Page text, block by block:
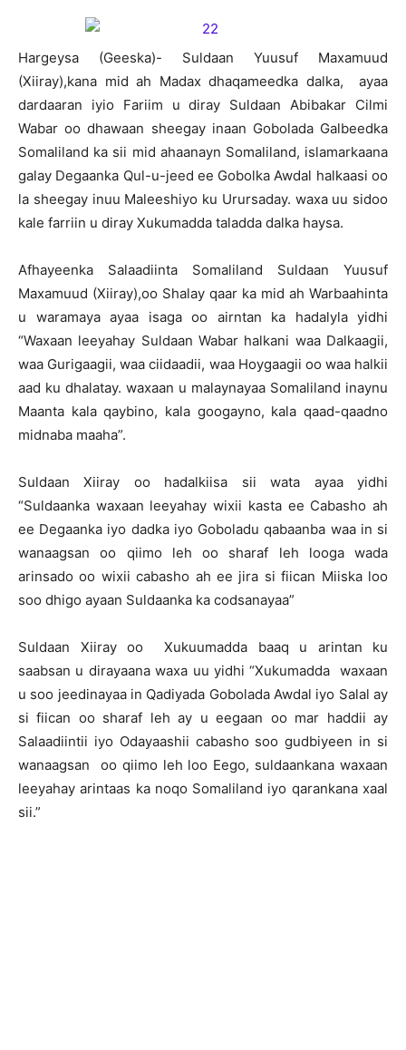
Hargeysa (Geeska)- Suldaan Yuusuf Maxamuud
(Xiiray),kana mid ah Madax dhaqameedka dalka, ayaa
dardaaran iyio Fariim u diray Suldaan Abibakar Cilmi
Wabar oo dhawaan sheegay inaan Gobolada Galbeedka
Somaliland ka sii mid ahaanayn Somaliland, islamarkaana
galay Degaanka Qul-u-jeed ee Gobolka Awdal halkaasi oo
la sheegay inuu Maleeshiyo ku Urursaday. waxa uu sidoo
kale farriin u diray Xukumadda taladda dalka haysa.
Afhayeenka Salaadiinta Somaliland Suldaan Yuusuf
Maxamuud (Xiiray),oo Shalay qaar ka mid ah Warbaahinta
u waramaya ayaa isaga oo airntan ka hadalyla yidhi
“Waxaan leeyahay Suldaan Wabar halkani waa Dalkaagii,
waa Gurigaagii, waa ciidaadii, waa Hoygaagii oo waa halkii
aad ku dhalatay. waxaan u malaynayaa Somaliland inaynu
Maanta kala qaybino, kala googayno, kala qaad-qaadno
midnaba maaha”.
Suldaan Xiiray oo hadalkiisa sii wata ayaa yidhi
“Suldaanka waxaan leeyahay wixii kasta ee Cabasho ah
ee Degaanka iyo dadka iyo Goboladu qabaanba waa in si
wanaagsan oo qiimo leh oo sharaf leh looga wada
arinsado oo wixii cabasho ah ee jira si fiican Miiska loo
soo dhigo ayaan Suldaanka ka codsanayaa”
Suldaan Xiiray oo Xukuumadda baaq u arintan ku
saabsan u dirayaana waxa uu yidhi “Xukumadda waxaan
u soo jeedinayaa in Qadiyada Gobolada Awdal iyo Salal ay
si fiican oo sharaf leh ay u eegaan oo mar haddii ay
Salaadiintii iyo Odayaashii cabasho soo gudbiyeen in si
wanaagsan oo qiimo leh loo Eego, suldaankana waxaan
leeyahay arintaas ka noqo Somaliland iyo qarankana xaal
sii.”